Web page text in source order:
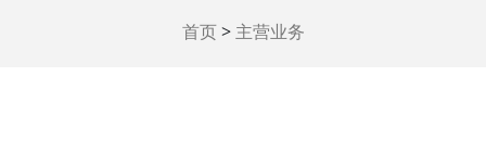
首页> 主营业务